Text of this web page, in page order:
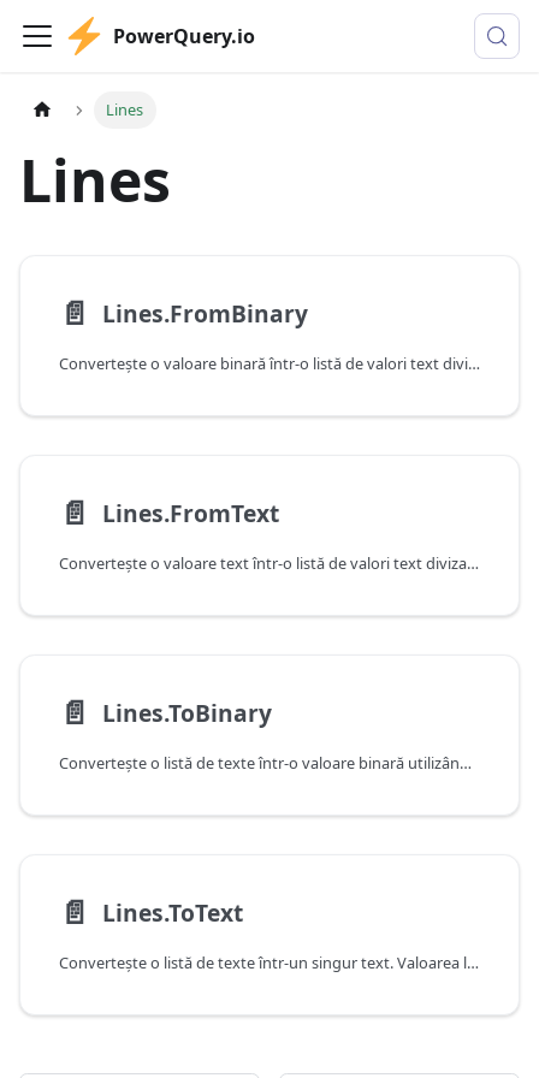
PowerQuery.io
Lines
Lines
📄️ Lines.FromBinary
Convertește o valoare binară într-o listă de valori text divizate la sfârșitul de linie. Dacă se specifică un stil de citare, atunci sfârșiturile de linie pot apărea între ghilimele. Dacă includeLineSeparators are valoarea true, atunci caracterele sfârșit de linie sunt incluse în text.
📄️ Lines.FromText
Convertește o valoare text într-o listă de valori text divizate la sfârșiturile de linie. Dacă includeLineSeparators este true, atunci caracterele sfârșit de linie sunt incluse în text.
📄️ Lines.ToBinary
Converteşte o listă de texte într-o valoare binară utilizând codificarea specificată şi lineSeparator. Valoarea lineSeparator specificată este adăugată fiecărei linii. Dacă nu se specifică, atunci se utilizează caracterele de tip sfârşit de linie şi linie nouă.
📄️ Lines.ToText
Converteşte o listă de texte într-un singur text. Valoarea lineSeparator specificată este adăugată la fiecare linie. Dacă nu se specifică, atunci se utilizează caracterele de tip sfârşit de linie şi linie nouă.